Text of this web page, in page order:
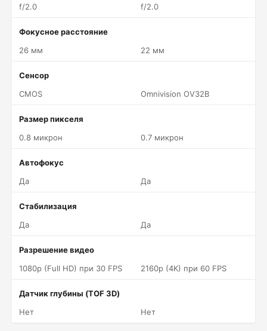
f/2.0
f/2.0
Фокусное расстояние
26 мм
22 мм
Сенсор
CMOS
Omnivision OV32B
Размер пикселя
0.8 микрон
0.7 микрон
Автофокус
Да
Да
Стабилизация
Да
Да
Разрешение видео
1080p (Full HD) при 30 FPS
2160p (4K) при 60 FPS
Датчик глубины (TOF 3D)
Нет
Нет